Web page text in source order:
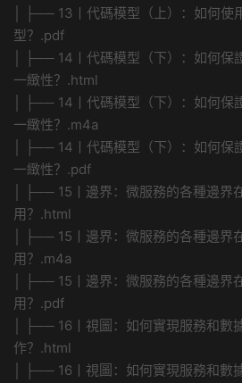
│ ├── 13丨代碼模型（上）：如何使
型？.pdf
│ ├── 14丨代碼模型（下）：如何保
一緻性？.html
│ ├── 14丨代碼模型（下）：如何保
一緻性？.m4a
│ ├── 14丨代碼模型（下）：如何保
一緻性？.pdf
│ ├── 15丨邊界：微服務的各種邊界
用？.html
│ ├── 15丨邊界：微服務的各種邊界
用？.m4a
│ ├── 15丨邊界：微服務的各種邊界
用？.pdf
│ ├── 16丨視圖：如何實現服務和數
作？.html
│ ├── 16丨視圖：如何實現服務和數